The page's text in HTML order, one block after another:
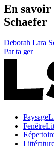
En
Schaefer
Deborah Lara
Par ta ger